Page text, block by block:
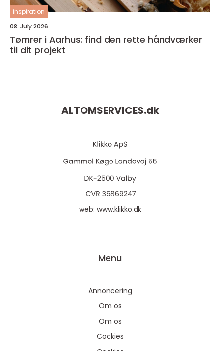
inspiration
08. July 2026
Tømrer i Aarhus: find den rette håndværker
til dit projekt
ALTOMSERVICES.dk
web: www.klikko.dk
Menu
Annoncering
Om os
Om os
Cookies